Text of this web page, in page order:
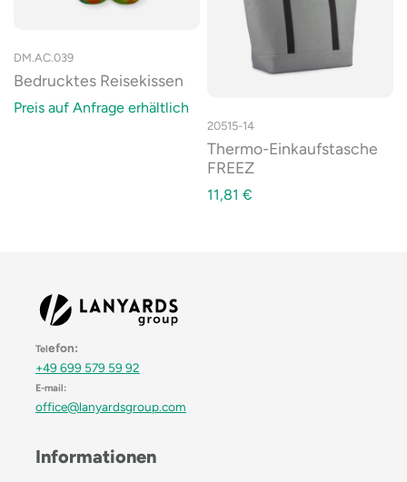
DM.AC.039
Bedrucktes Reisekissen
Preis auf Anfrage erhältlich
20515-14
Thermo-Einkaufstasche
FREEZ
11,81 €
Telefon:
+49 699 579 59 92
E-mail:
office@lanyardsgroup.com
Informationen